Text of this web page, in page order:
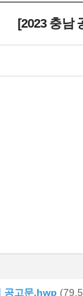
[2023 충남
공고문.hwp